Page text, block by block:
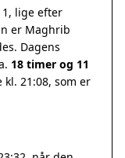
lige efter
er Maghrib
Dagens
18 timer og 11
21:08, som er